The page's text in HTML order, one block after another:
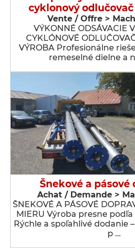
cyklonový
Vente / Offre >
VÝKONNÉ ODSÁVACIE
CYKLÓNOVÉ
VÝROBA Profesionálne
remeselné dielne a
Šnekové a pásové
Achat / Demande >
ŠNEKOVÉ A PÁSOVÉ
MIERU Výroba presne
Rýchle a spoľahlivé dodanie
p …